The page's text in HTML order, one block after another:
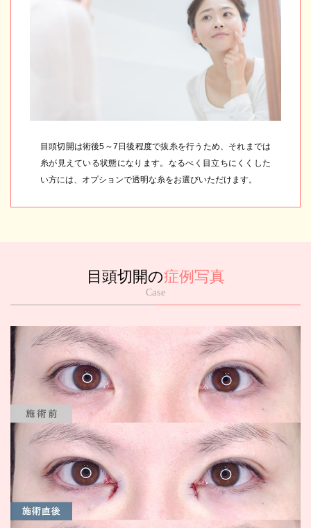
目頭切開は術後5～7日後程度で抜糸を行うため、それまでは
糸が見えている状態になります。なるべく目立ちにくくした
い方には、オプションで透明な糸をお選びいただけます。
目頭切開の症例写真
Case